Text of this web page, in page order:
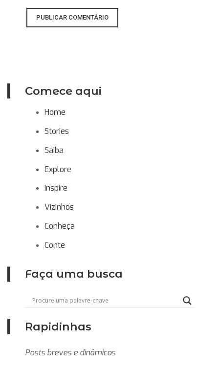
Comece aqui
Home
Stories
Saiba
Explore
Inspire
Vizinhos
Conheça
Conte
Faça uma busca
Rapidinhas
Posts breves e dinâmicos